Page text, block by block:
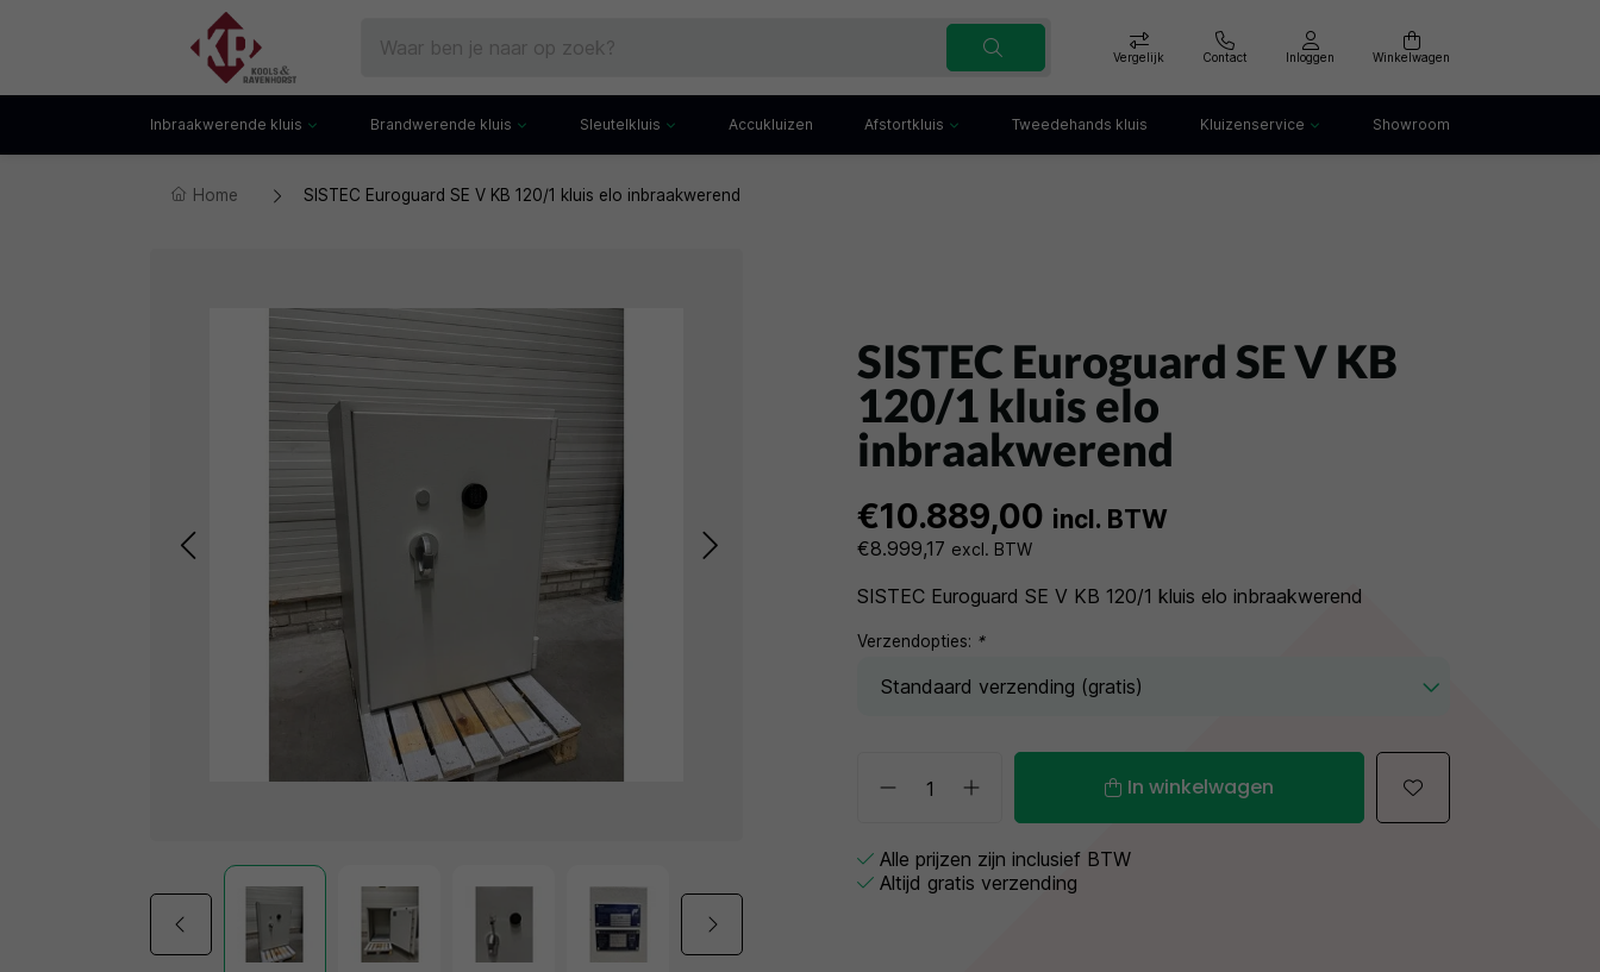
Vergelijk Contact Inloggen Winkelwagen
Inbraakwerende kluis
Gecertificeerde kluis
Brandwerende kluis
Documentenkluis
Brandwerende ladekast
Datakluis
Sleutelkluis
Inbraakwerende sleutelkluis
Accukluizen Afstortkluis Tweedehands kluis Kluizenservice
Kluis huren
Showroom
Home SISTEC Euroguard SE V KB 120/1 kluis elo inbraakwerend
SISTEC Euroguard SE V KB
120/1 kluis elo
inbraakwerend
€10.889,00 incl. BTW
€8.999,17 excl. BTW
SISTEC Euroguard SE V KB 120/1 kluis elo inbraakwerend
Verzendopties: *
In winkelwagen
Alle prijzen zijn inclusief BTW
Altijd gratis verzending